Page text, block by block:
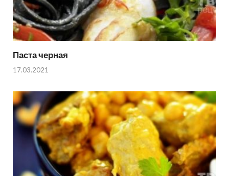
Паста черная
17.03.2021